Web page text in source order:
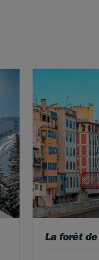
La forêt